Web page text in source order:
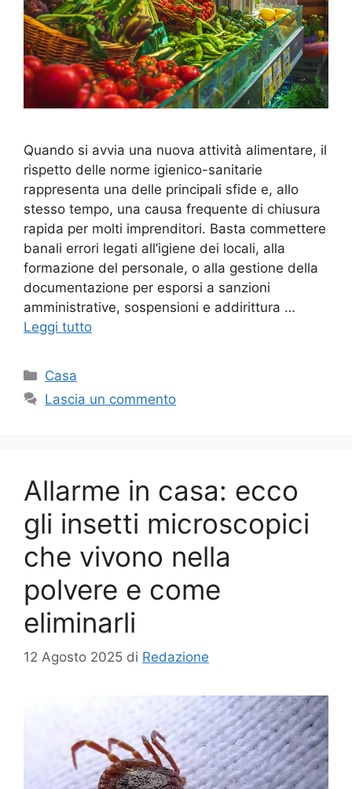
Quando si avvia una nuova attività alimentare, il
rispetto delle norme igienico-sanitarie
rappresenta una delle principali sfide e, allo
stesso tempo, una causa frequente di chiusura
rapida per molti imprenditori. Basta commettere
banali errori legati all’igiene dei locali, alla
formazione del personale, o alla gestione della
documentazione per esporsi a sanzioni
amministrative, sospensioni e addirittura …
Leggi tutto
Categorie
Casa
Lascia un commento
Allarme in casa: ecco
gli insetti microscopici
che vivono nella
polvere e come
eliminarli
12 Agosto 2025 di Redazione